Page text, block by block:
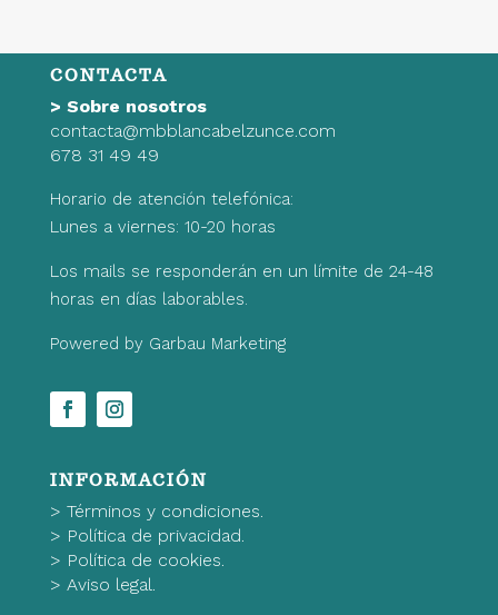
CONTACTA
> Sobre nosotros
contacta@mbblancabelzunce.com
678 31 49 49
Horario de atención telefónica:
Lunes a viernes: 10-20 horas
Los mails se responderán en un límite de 24-48
horas en días laborables.
Powered by Garbau Marketing
INFORMACIÓN
> Términos y condiciones.
> Política de privacidad.
> Política de cookies.
> Aviso legal.